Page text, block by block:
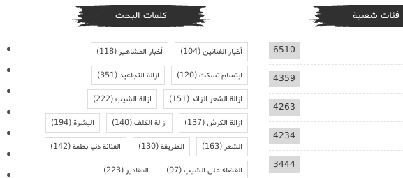
فئات شعبية
6510
4359
4263
4234
3444
كلمات البحث
أخبار الفنانين(104) أخبار المشاهير(118)
ابتسام تسكت(120) ازالة التجاعيد(351)
ازالة الشعر الزائد(151) ازالة الشيب(222)
ازالة الكرش(137) ازالة الكلف(140) البشرة(194)
الشعر(163) الطريقة(130) الفنانة دنيا بطمة(142)
القضاء على الشيب(97) المقادير(223)